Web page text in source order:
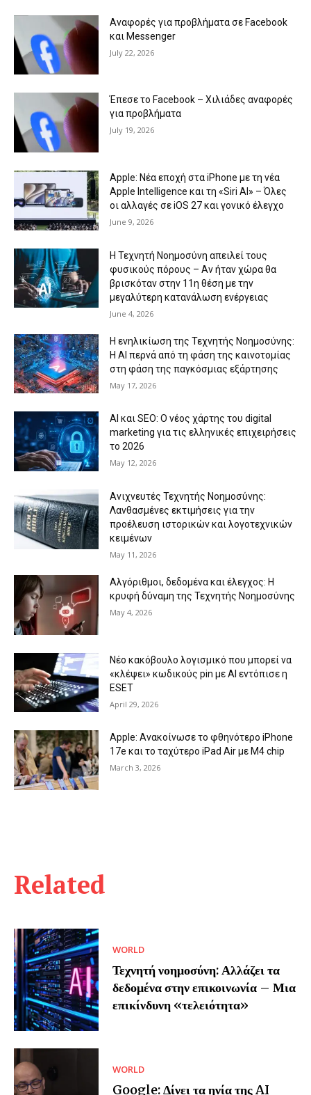
Related
WORLD
Τεχνητή νοημοσύνη: Αλλάζει τα
δεδομένα στην επικοινωνία – Μια
επικίνδυνη «τελειότητα»
WORLD
Google: Δίνει τα ηνία της AI
Αναφορές για προβλήματα σε Facebook
και Messenger
July 22, 2026
Έπεσε το Facebook – Χιλιάδες αναφορές
για προβλήματα
July 19, 2026
Apple: Νέα εποχή στα iPhone με τη νέα
Apple Intelligence και τη «Siri AI» – Όλες
οι αλλαγές σε iOS 27 και γονικό έλεγχο
June 9, 2026
Η Τεχνητή Νοημοσύνη απειλεί τους
φυσικούς πόρους – Αν ήταν χώρα θα
βρισκόταν στην 11η θέση με την
μεγαλύτερη κατανάλωση ενέργειας
June 4, 2026
Η ενηλικίωση της Τεχνητής Νοημοσύνης:
Η AI περνά από τη φάση της καινοτομίας
στη φάση της παγκόσμιας εξάρτησης
May 17, 2026
AI και SEO: Ο νέος χάρτης του digital
marketing για τις ελληνικές επιχειρήσεις
το 2026
May 12, 2026
Ανιχνευτές Τεχνητής Νοημοσύνης:
Λανθασμένες εκτιμήσεις για την
προέλευση ιστορικών και λογοτεχνικών
κειμένων
May 11, 2026
Αλγόριθμοι, δεδομένα και έλεγχος: Η
κρυφή δύναμη της Τεχνητής Νοημοσύνης
May 4, 2026
Νέο κακόβουλο λογισμικό που μπορεί να
«κλέψει» κωδικούς pin με AI εντόπισε η
ESET
April 29, 2026
Apple: Ανακοίνωσε το φθηνότερο iPhone
17e και το ταχύτερο iPad Air με Μ4 chip
March 3, 2026